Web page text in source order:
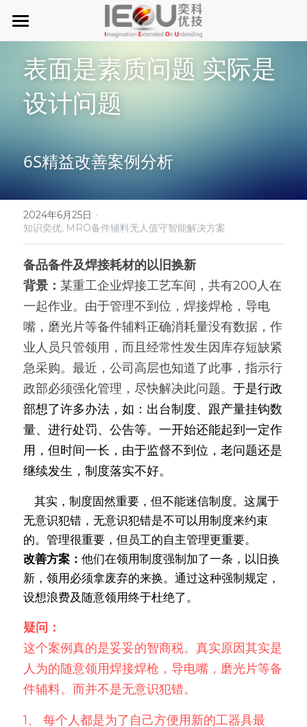
首页
微仓
D系微仓（热销）
单元智能化
行业应用及案列
废旧家电拆解解决方案
商超快递配送解决方案
知识奕优
Lean Manufacturing（精益生产和管理）
新闻动态
服务模式
联系我们
表面是素质问题 实际是
设计问题
6S精益改善案例分析
2024年6月25日 ·
知识奕优, MRO备件辅料无人值守智能解决方案
备品备件及焊接耗材的以旧换新
背景： 某重工企业焊接工艺车间，共有200人在
一起作业。由于管理不到位，焊接焊枪，导电
嘴，磨光片等备件辅料正确消耗量没有数据，作
业人员只管领用，而且经常性发生因库存短缺紧
急采购。最近，公司高层也知道了此事，指示行
政部必须强化管理，尽快解决此问题。 于是行政
部想了许多办法，如：出台制度、跟产量挂钩数
量、进行处罚、公告等。一开始还能起到一定作
用，但时间一长，由于监督不到位，老问题还是
继续发生，制度落实不好。
无意识犯错，无意识犯错是不可以用制度来约束
的。管理很重要，但员工的自主管理更重要。
改善方案： 他们在领用制度强制加了一条，以旧换
新，领用必须拿废弃的来换。通过这种强制规定，
设想浪费及随意领用终于杜绝了。
疑问：
这个案例真的是妥妥的智商税。真实原因其实是
人为的随意领用焊接焊枪，导电嘴，磨光片等备
件辅料。而并不是无意识犯错。
1、
每个人都是为了自己方便用新的工器具最